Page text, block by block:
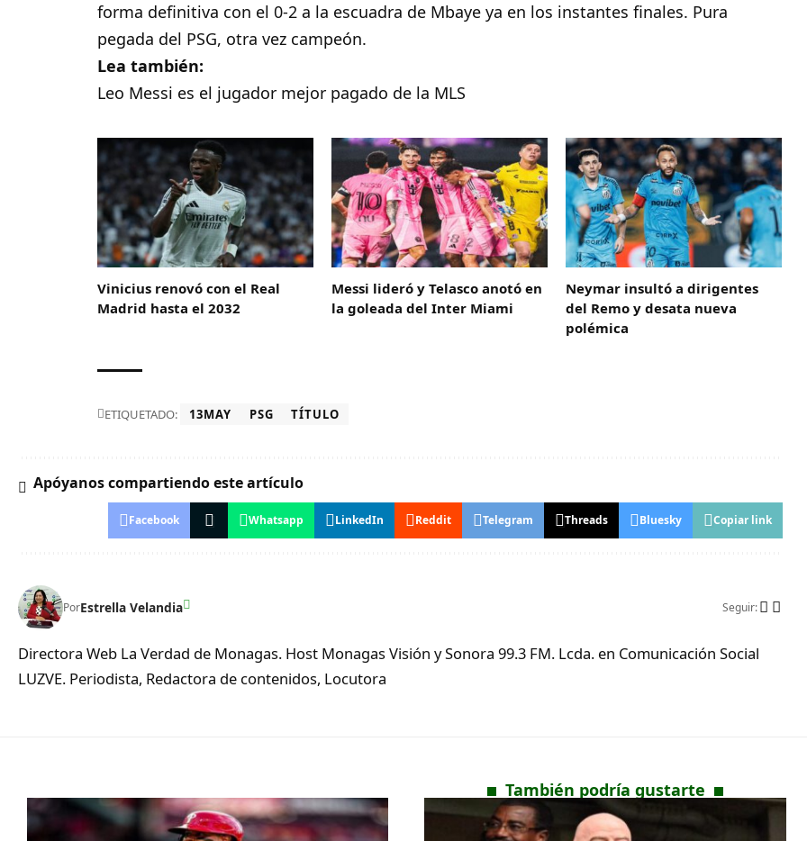
forma definitiva con el 0-2 a la escuadra de Mbaye ya en los instantes finales. Pura
pegada del PSG, otra vez campeón.
Lea también:
Leo Messi es el jugador mejor pagado de la MLS
Vinicius renovó con el Real
Madrid hasta el 2032
Messi lideró y Telasco anotó en
la goleada del Inter Miami
Neymar insultó a dirigentes
del Remo y desata nueva
polémica
ETIQUETADO: 13MAY PSG TÍTULO
Apóyanos compartiendo este artículo
Facebook Whatsapp LinkedIn Reddit Telegram Threads Bluesky Copiar link
PorEstrella Velandia Seguir:
Directora Web La Verdad de Monagas. Host Monagas Visión y Sonora 99.3 FM. Lcda. en Comunicación Social
LUZVE. Periodista, Redactora de contenidos, Locutora
También podría gustarte